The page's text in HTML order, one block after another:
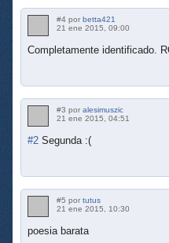
#4 por betta421
21 ene 2015, 09:00
Completamente identificado.
#3 por alesimuszic
21 ene 2015, 04:51
#2 Segunda :(
#5 por tutus
21 ene 2015, 10:30
poesia barata